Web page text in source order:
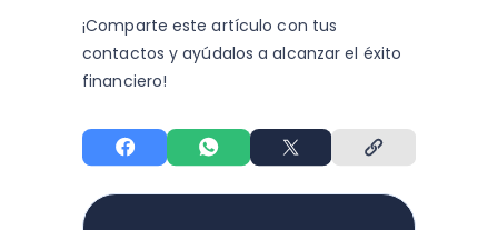
¡Comparte este artículo con tus
contactos y ayúdalos a alcanzar el éxito
financiero!